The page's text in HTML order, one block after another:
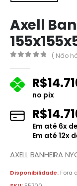
Axell
( Não
R$
no pix
R$
Em até 6x de
Em até 12x
AXELL BANHEIRA
Disponibilidade: Fora